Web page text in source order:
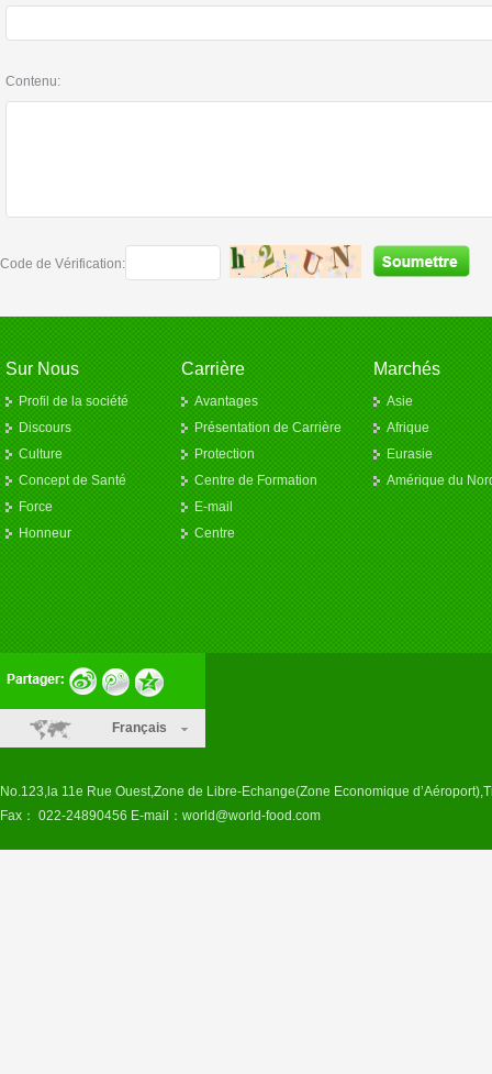
Contenu:
Code de Vérification:
Sur Nous
Profil de la société
Discours
Culture
Concept de Santé
Force
Honneur
Carrière
Avantages
Présentation de Carrière
Protection
Centre de Formation
E-mail
Centre
Marchés
Asie
Afrique
Eurasie
Amérique du
Français
No.123,la 11e Rue Ouest,Zone de Libre-Echange(Zone Economique
Fax： 022-24890456 E-mail： world@world-food.com